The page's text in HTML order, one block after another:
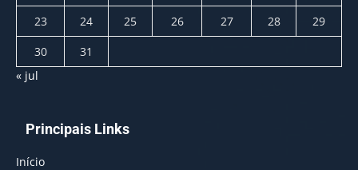
23
24 25 26 27 28
29
30
31
« jul
Principais Links
Início